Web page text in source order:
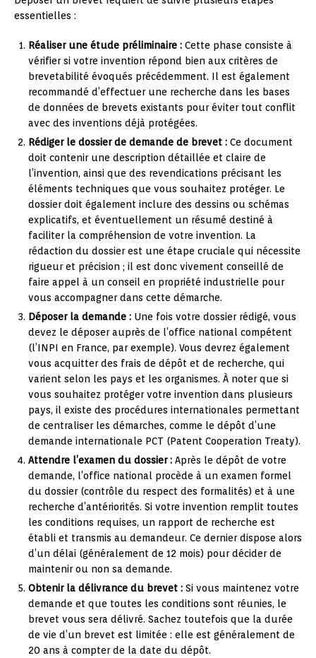
essentielles :
Réaliser une étude préliminaire : Cette phase consiste à
vérifier si votre invention répond bien aux critères de
brevetabilité évoqués précédemment. Il est également
recommandé d’effectuer une recherche dans les bases
de données de brevets existants pour éviter tout conflit
avec des inventions déjà protégées.
Rédiger le dossier de demande de brevet : Ce document
doit contenir une description détaillée et claire de
l’invention, ainsi que des revendications précisant les
éléments techniques que vous souhaitez protéger. Le
dossier doit également inclure des dessins ou schémas
explicatifs, et éventuellement un résumé destiné à
faciliter la compréhension de votre invention. La
rédaction du dossier est une étape cruciale qui nécessite
rigueur et précision ; il est donc vivement conseillé de
faire appel à un conseil en propriété industrielle pour
vous accompagner dans cette démarche.
Déposer la demande : Une fois votre dossier rédigé, vous
devez le déposer auprès de l’office national compétent
(l’INPI en France, par exemple). Vous devrez également
vous acquitter des frais de dépôt et de recherche, qui
varient selon les pays et les organismes. À noter que si
vous souhaitez protéger votre invention dans plusieurs
pays, il existe des procédures internationales permettant
de centraliser les démarches, comme le dépôt d’une
demande internationale PCT (Patent Cooperation Treaty).
Attendre l’examen du dossier : Après le dépôt de votre
demande, l’office national procède à un examen formel
du dossier (contrôle du respect des formalités) et à une
recherche d’antériorités. Si votre invention remplit toutes
les conditions requises, un rapport de recherche est
établi et transmis au demandeur. Ce dernier dispose alors
d’un délai (généralement de 12 mois) pour décider de
maintenir ou non sa demande.
Obtenir la délivrance du brevet : Si vous maintenez votre
demande et que toutes les conditions sont réunies, le
brevet vous sera délivré. Sachez toutefois que la durée
de vie d’un brevet est limitée : elle est généralement de
20 ans à compter de la date du dépôt.